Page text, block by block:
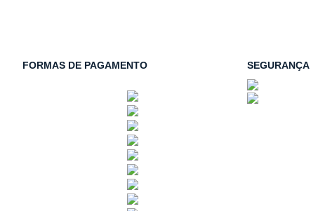
FORMAS DE PAGAMENTO SEGURANÇA